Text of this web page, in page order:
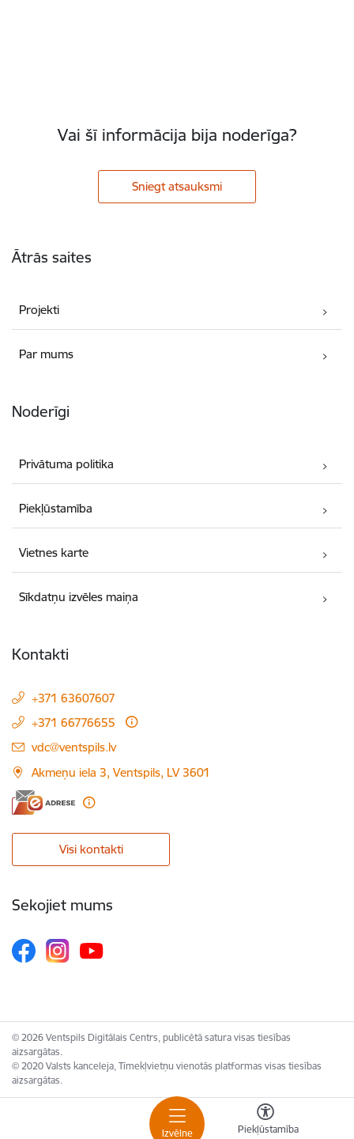
Izvēlne Piekļūstamība
Vai šī informācija bija noderīga?
Sniegt atsauksmi
Ātrās saites
Projekti
Par mums
Noderīgi
Privātuma politika
Piekļūstamība
Vietnes karte
Sīkdatņu izvēles maiņa
Kontakti
+371 63607607
+371 66776655
E-pasts:
vdc@ventspils.lv
Akmeņu iela 3, Ventspils, LV 3601
Visi kontakti
Sekojiet mums
© 2026 Ventspils Digitālais Centrs, publicētā satura visas tiesības
aizsargātas.
© 2020 Valsts kanceleja, Tīmekļvietņu vienotās platformas visas tiesības
aizsargātas.